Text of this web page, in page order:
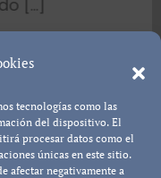
tecnologías como las
del dispositivo. El
procesar datos como el
únicas en este sitio.
afectar negativamente a
Leer más...